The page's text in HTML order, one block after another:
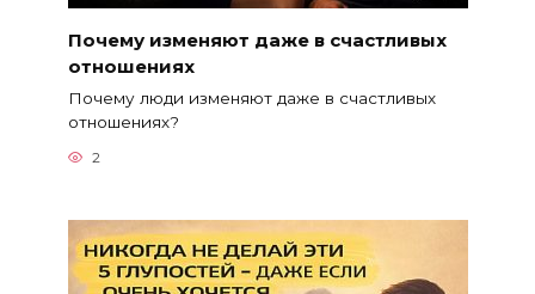
Почему изменяют даже в счастливых
отношениях
Почему люди изменяют даже в счастливых
отношениях?
2